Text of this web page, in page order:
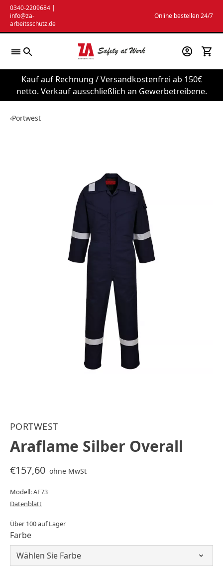
Zum
Inhalt
springen
0340-2209684 |
info@za-
arbeitsschutz.de
Online bestellen 24/7
Kauf auf Rechnung / Versandkostenfrei ab 150€
netto. Verkauf ausschließlich an Gewerbetreibene.
‹Portwest
PORTWEST
Araflame Silber Overall
€157,60 ohne MwSt
Modell: AF73
Datenblatt
Über 100 auf Lager
Farbe